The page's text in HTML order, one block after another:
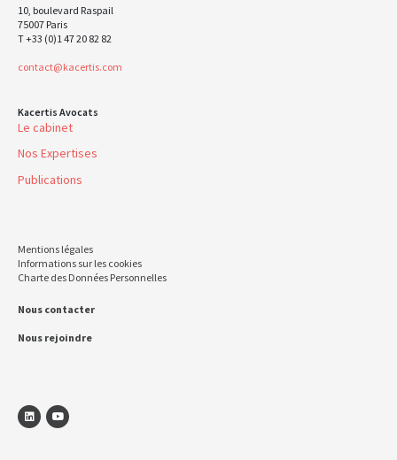
10, boulevard Raspail
75007 Paris
T +33 (0)1 47 20 82 82
contact@kacertis.com
Kacertis Avocats
Le cabinet
Nos Expertises
Publications
Mentions légales
Informations sur les cookies
Charte des Données Personnelles
Nous contacter
Nous rejoindre